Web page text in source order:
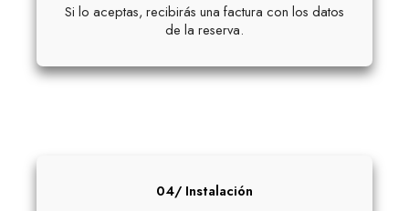
Si lo aceptas, recibirás una factura con los datos
de la reserva.
04/ Instalación